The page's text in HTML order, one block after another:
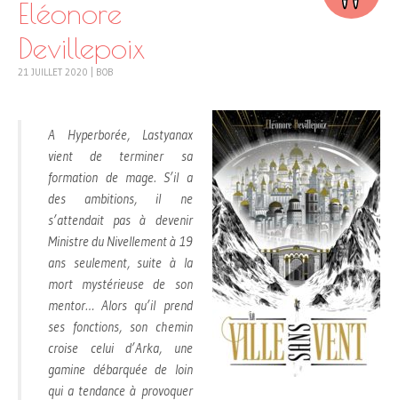
Éléonore
Devillepoix
21 JUILLET 2020 BOB
A Hyperborée, Lastyanax
vient de terminer sa
formation de mage. S’il a
des ambitions, il ne
s’attendait pas à devenir
Ministre du Nivellement à 19
ans seulement, suite à la
mort mystérieuse de son
mentor… Alors qu’il prend
ses fonctions, son chemin
croise celui d’Arka, une
gamine débarquée de loin
qui a tendance à provoquer